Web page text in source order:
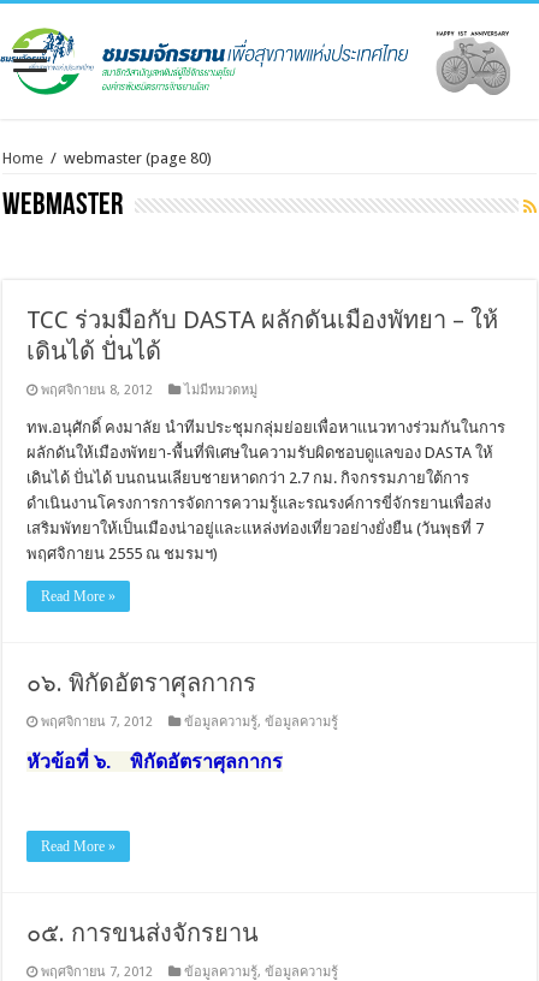
Home / webmaster (page 80)
webmaster
TCC ร่วมมือกับ DASTA ผลักดันเมืองพัทยา – ให้
เดินได้ ปั่นได้
พฤศจิกายน 8, 2012 ไม่มีหมวดหมู่
ทพ.อนุศักดิ์ คงมาลัย นำทีมประชุมกลุ่มย่อยเพื่อหาแนวทางร่วมกันในการ
ผลักดันให้เมืองพัทยา-พื้นที่พิเศษในความรับผิดชอบดูแลของ DASTA ให้
เดินได้ ปั่นได้ บนถนนเลียบชายหาดกว่า 2.7 กม. กิจกรรมภายใต้การ
ดำเนินงานโครงการการจัดการความรู้และรณรงค์การขี่จักรยานเพื่อส่ง
เสริมพัทยาให้เป็นเมืองน่าอยู่และแหล่งท่องเที่ยวอย่างยั่งยืน (วันพุธที่ 7
พฤศจิกายน 2555 ณ ชมรมฯ)
Read More »
๐๖. พิกัดอัตราศุลกากร
พฤศจิกายน 7, 2012 ข้อมูลความรู้,ข้อมูลความรู้
หัวข้อที่ ๖. พิกัดอัตราศุลกากร
Read More »
๐๕. การขนส่งจักรยาน
พฤศจิกายน 7, 2012 ข้อมูลความรู้,ข้อมูลความรู้